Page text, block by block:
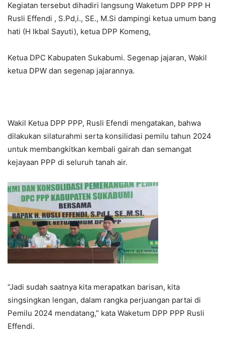
Kegiatan tersebut dihadiri langsung Waketum DPP PPP H
Rusli Effendi , S.Pd,i., SE., M.Si dampingi ketua umum bang
hati (H Ikbal Sayuti), ketua DPP Komeng,
Ketua DPC Kabupaten Sukabumi. Segenap jajaran, Wakil
ketua DPW dan segenap jajarannya.
Wakil Ketua DPP PPP, Rusli Efendi mengatakan, bahwa
dilakukan silaturahmi serta konsilidasi pemilu tahun 2024
untuk membangkitkan kembali gairah dan semangat
kejayaan PPP di seluruh tanah air.
“Jadi sudah saatnya kita merapatkan barisan, kita
singsingkan lengan, dalam rangka perjuangan partai di
Pemilu 2024 mendatang,” kata Waketum DPP PPP Rusli
Effendi.